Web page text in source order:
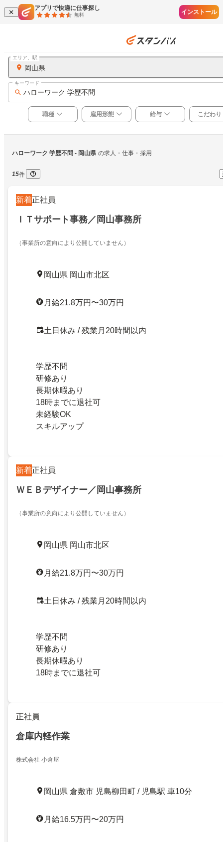
アプリで快適に仕事探し
無料 インストール
岡山県
エリア、駅
ハローワーク 学歴不問
キーワード
職種 雇用形態 給与 こだわり
ハローワーク 学歴不問 - 岡山県 の求人・仕事・採用
15件
新着正社員
ＩＴサポート事務／岡山事務所
（事業所の意向により公開していません）
岡山県 岡山市北区
月給21.8万円〜30万円
土日休み / 残業月20時間以内
学歴不問
研修あり
長期休暇あり
18時までに退社可
未経験OK
スキルアップ
新着正社員
ＷＥＢデザイナー／岡山事務所
（事業所の意向により公開していません）
岡山県 岡山市北区
月給21.8万円〜30万円
土日休み / 残業月20時間以内
学歴不問
研修あり
長期休暇あり
18時までに退社可
正社員
倉庫内軽作業
株式会社 小倉屋
岡山県 倉敷市 児島柳田町 / 児島駅 車10分
月給16.5万円〜20万円